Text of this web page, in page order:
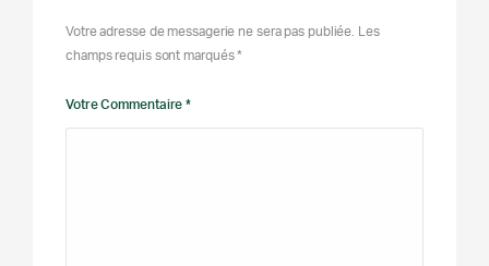
Votre adresse de messagerie ne sera pas publiée. Les
champs requis sont marqués *
Votre Commentaire *